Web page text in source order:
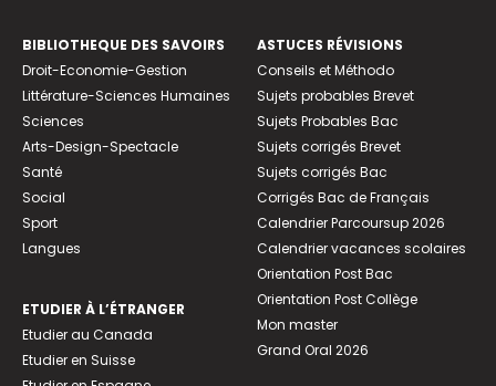
BIBLIOTHEQUE DES SAVOIRS
Droit-Economie-Gestion
Littérature-Sciences Humaines
Sciences
Arts-Design-Spectacle
Santé
Social
Sport
Langues
ETUDIER À L’ÉTRANGER
Etudier au Canada
Etudier en Suisse
ASTUCES RÉVISIONS
Conseils et Méthodo
Sujets probables Brevet
Sujets Probables Bac
Sujets corrigés Brevet
Sujets corrigés Bac
Corrigés Bac de Français
Calendrier Parcoursup 2026
Calendrier vacances scolaires
Orientation Post Bac
Orientation Post Collège
Mon master
Grand Oral 2026